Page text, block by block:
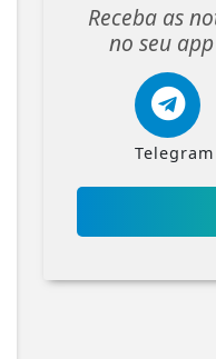
Receba as
no seu
Telegram